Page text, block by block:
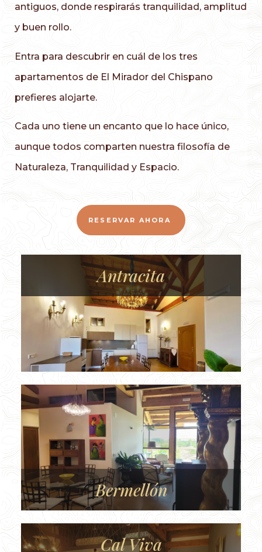
antiguos, donde respirarás tranquilidad, amplitud
y buen rollo.
Entra para descubrir en cuál de los tres
apartamentos de El Mirador del Chispano
prefieres alojarte.
Cada uno tiene un encanto que lo hace único,
aunque todos comparten nuestra filosofía de
Naturaleza, Tranquilidad y Espacio.
RESERVAR AHORA
Antracita
Bermellón
Cal Viva